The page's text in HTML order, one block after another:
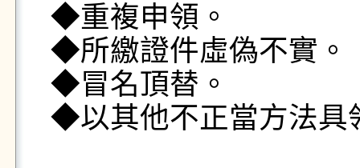
◆重複申領。
◆所繳證件虛偽不實。
◆冒名頂替。
◆以其他不正當方法具